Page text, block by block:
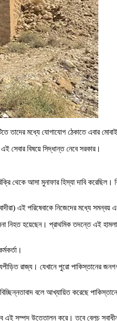
তাদের মধ্যে যোগাযোগ ঠেকাতে এবার
সেবার বিষয়ে সিদ্ধান্ত নেবে সরকার।
থেকে আসা মুনাফার হিস্যা দাবি
এই পরিষেবাকে নিজেদের মধ্যে
হয়েছেন। প্রাথমিক তদন্তে এই
রাজ্য। যেখানে পুরো পাকিস্তানের
বলে আখ্যায়িত করেছে
এই সম্পদ উত্তোলন করে। তবে বেলুচ